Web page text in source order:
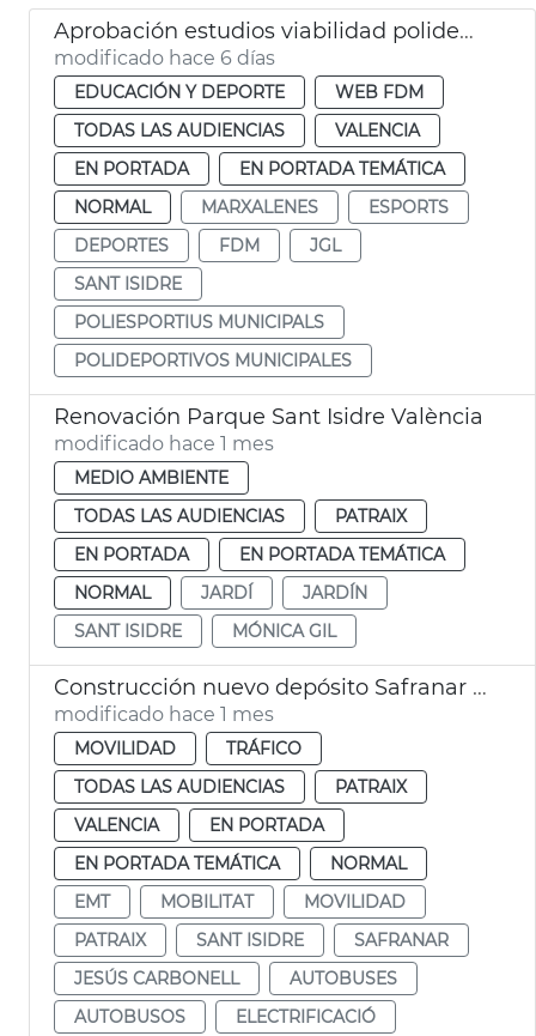
Aprobación estudios viabilidad polideportivos San Isidro Marxalenes
modificado hace 6 días
EDUCACIÓN Y DEPORTE
WEB FDM
TODAS LAS AUDIENCIAS
VALENCIA
EN PORTADA
EN PORTADA TEMÁTICA
NORMAL
MARXALENES
ESPORTS
DEPORTES
FDM
JGL
SANT ISIDRE
POLIESPORTIUS MUNICIPALS
POLIDEPORTIVOS MUNICIPALES
Renovación Parque Sant Isidre València
modificado hace 1 mes
MEDIO AMBIENTE
TODAS LAS AUDIENCIAS
PATRAIX
EN PORTADA
EN PORTADA TEMÁTICA
NORMAL
JARDÍ
JARDÍN
SANT ISIDRE
MÓNICA GIL
Construcción nuevo depósito Safranar EMT València
modificado hace 1 mes
MOVILIDAD
TRÁFICO
TODAS LAS AUDIENCIAS
PATRAIX
VALENCIA
EN PORTADA
EN PORTADA TEMÁTICA
NORMAL
EMT
MOBILITAT
MOVILIDAD
PATRAIX
SANT ISIDRE
SAFRANAR
JESÚS CARBONELL
AUTOBUSES
AUTOBUSOS
ELECTRIFICACIÓ